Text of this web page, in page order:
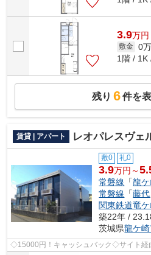
3.9万円
敷金 0
1階 / 1K
残り 6件を
賃貸 | アパート レオパレスヴェ
敷0 礼0
3.9万円～
常磐線 「龍
常磐線 「藤代
関東鉄道竜
築22年 /
茨城県龍ケ
◇15000円！キャッシュバック◇サイト経